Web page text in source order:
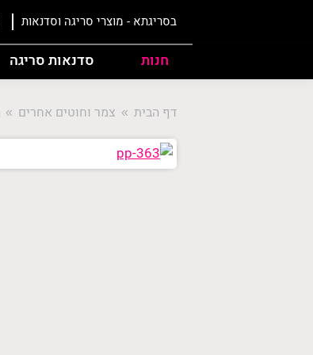
בסריגתא - מוצרי סריגה וסדנאות
חנות סדנאות סריגה
דף הבית צמר וחוטים אחרים